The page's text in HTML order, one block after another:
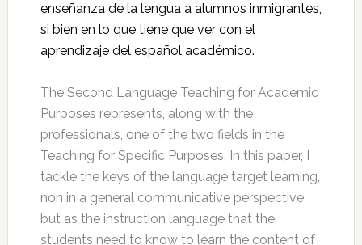
enseñanza de la lengua a alumnos inmigrantes,
si bien en lo que tiene que ver con el
aprendizaje del español académico.
The Second Language Teaching for Academic
Purposes represents, along with the
professionals, one of the two fields in the
Teaching for Specific Purposes. In this paper, I
tackle the keys of the language target learning,
non in a general communicative perspective,
but as the instruction language that the
students need to know to learn the content of